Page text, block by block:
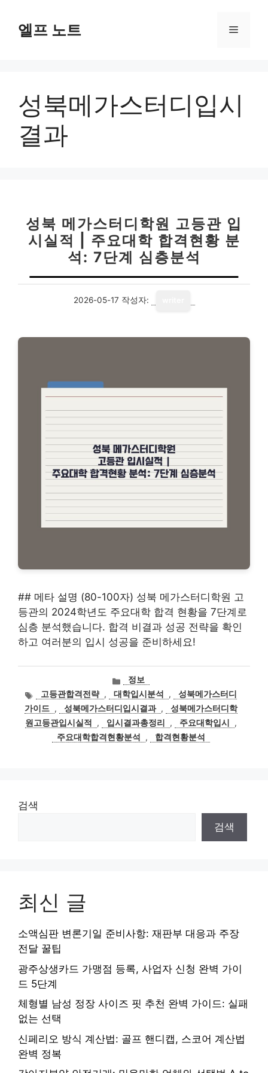
엘프 노트 메
성북메가스터디입시
결과
성북 메가스터디학원 고등관 입
시실적 | 주요대학 합격현황 분
석: 7단계 심층분석
2026-05-17 작성자:
## 메타 설명 (80-100자) 성북 메가스터디학원 고
등관의 2024학년도 주요대학 합격 현황을 7단계로
심층 분석했습니다. 합격 비결과 성공 전략을 확인
하고 여러분의 입시 성공을 준비하세요!
카
테
고
리
정보
태
그
고등관합격전략 , 대학입시분석 ,
성북메가스터디
가이드 , 성북메가스터디입시결과 ,
성북메가스터디학
원고등관입시실적
, 입시결과총정리 , 주요대학입시
,
주요대학합격현황분석
, 합격현황분석
검색
검색
최신 글
소액심판 변론기일 준비사항: 재판부 대응과 주장
전달 꿀팁
광주상생카드 가맹점 등록, 사업자 신청 완벽 가이
드 5단계
체형별 남성 정장 사이즈 핏 추천 완벽 가이드: 실패
없는 선택
신페리오 방식 계산법: 골프 핸디캡, 스코어 계산법
완벽 정복